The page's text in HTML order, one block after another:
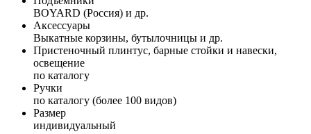
BOYARD (Россия) и др.
Аксессуары
Выкатные корзины, бутылочницы и др.
Пристеночный плинтус, барные стойки и навески,
освещение
по каталогу
Ручки
по каталогу (более 100 видов)
Размер
индивидуальный